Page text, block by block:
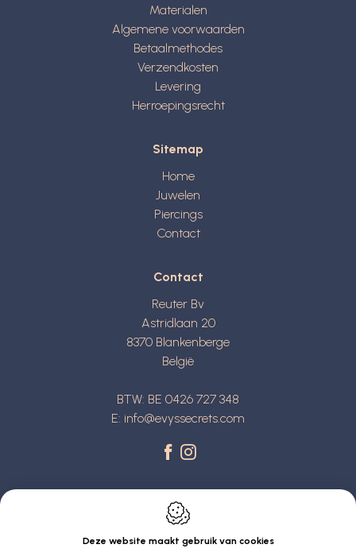
Materialen
Algemene voorwaarden
Betaalmethodes
Verzendkosten
Levering
Herroepingsrecht
Sitemap
Home
Juwelen
Piercings
Contact
Contact
Reuter Bv
Astridlaan 20
8370 Blankenberge
België
BTW: BE 0426 727 348
E: info@evyssecrets.com
Deze website maakt gebruik van cookies